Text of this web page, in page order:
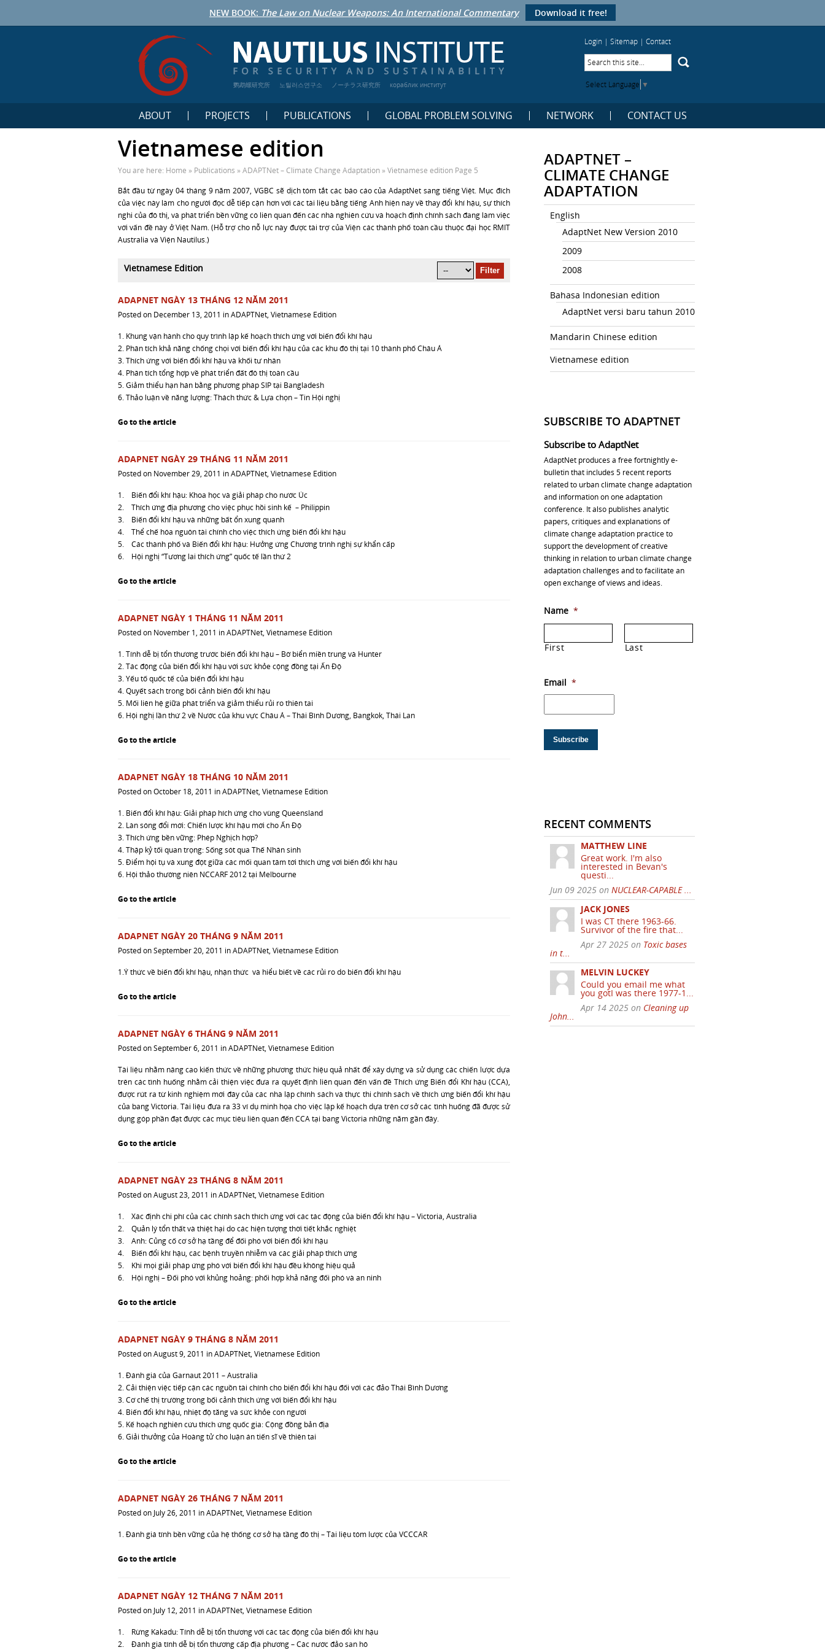
NEW BOOK: The Law on Nuclear Weapons: An International Commentary Download it free!
鹦鹉螺研究所 노틸러스연구소 ノーチラス研究所 кораблик институт
Login | Sitemap | Contact
Select Language ▼
ABOUT PROJECTS PUBLICATIONS GLOBAL PROBLEM SOLVING NETWORK CONTACT US
Vietnamese edition
You are here: Home » Publications »ADAPTNet – Climate Change Adaptation »Vietnamese edition Page 5
Bắt đầu từ ngày 04 tháng 9 năm 2007, VGBC sẽ dịch tóm tắt các báo cáo của AdaptNet sang tiếng Việt. Mục đích
của việc này làm cho người đọc dễ tiếp cận hơn với các tài liệu bằng tiếng Anh hiện nay về thay đổi khí hậu, sự thích
nghi của đô thị, và phát triển bền vững có liên quan đến các nhà nghiên cứu và hoạch định chính sách đang làm việc
với vấn đề này ở Việt Nam. (Hỗ trợ cho nỗ lực này được tài trợ của Viện các thành phố toàn cầu thuộc đại học RMIT
Australia và Viện Nautilus.)
Vietnamese Edition
ADAPNET NGÀY 13 THÁNG 12 NĂM 2011
Posted on December 13, 2011 inADAPTNet, Vietnamese Edition
1. Khung vận hành cho quy trình lập kế hoạch thích ứng với biến đổi khí hậu
2. Phân tích khả năng chống chọi với biến đổi khí hậu của các khu đô thị tại 10 thành phố Châu Á
3. Thích ứng với biến đổi khí hậu và khối tư nhân
4. Phân tích tổng hợp về phát triển đất đô thị toàn cầu
5. Giảm thiểu hạn hán bằng phương pháp SIP tại Bangladesh
6. Thảo luận về năng lượng: Thách thức & Lựa chọn – Tin Hội nghị
Go to the article
ADAPNET NGÀY 29 THÁNG 11 NĂM 2011
Posted on November 29, 2011 inADAPTNet, Vietnamese Edition
1. Biến đổi khí hậu: Khoa học và giải pháp cho nước Úc
2. Thích ứng địa phương cho việc phục hồi sinh kế – Philippin
3. Biến đổi khí hậu và những bất ổn xung quanh
4. Thể chế hóa nguôn tài chính cho việc thích ứng biến đổi khí hậu
5. Các thành phố và Biến đổi khí hậu: Hưởng ứng Chương trình nghị sự khẩn cấp
6. Hội nghị “Tương lai thích ứng” quốc tế lần thứ 2
Go to the article
ADAPNET NGÀY 1 THÁNG 11 NĂM 2011
Posted on November 1, 2011 inADAPTNet, Vietnamese Edition
1. Tính dễ bị tổn thương trước biến đổi khí hậu – Bờ biển miền trung và Hunter
2. Tác động của biến đổi khí hậu với sức khỏe cộng đồng tại Ấn Độ
3. Yếu tố quốc tế của biến đổi khí hậu
4. Quyết sách trong bối cảnh biến đổi khí hậu
5. Mối liên hệ giữa phát triển và giảm thiểu rủi ro thiên tai
6. Hội nghị lần thứ 2 về Nước của khu vực Châu Á – Thái Bình Dương, Bangkok, Thái Lan
Go to the article
ADAPNET NGÀY 18 THÁNG 10 NĂM 2011
Posted onOctober 18, 2011 inADAPTNet, Vietnamese Edition
1. Biến đổi khí hậu: Giải pháp hích ứng cho vùng Queensland
2. Làn sóng đổi mới: Chiến lược khí hậu mới cho Ấn Độ
3. Thích ứng bền vững: Phép Nghịch hợp?
4. Thập kỷ tối quan trọng: Sống sót qua Thế Nhân sinh
5. Điểm hội tụ và xung đột giữa các mối quan tâm tới thích ứng với biến đổi khí hậu
6. Hội thảo thường niên NCCARF 2012 tại Melbourne
Go to the article
ADAPNET NGÀY 20 THÁNG 9 NĂM 2011
Posted onSeptember 20, 2011 inADAPTNet, Vietnamese Edition
1.Ý thức về biến đổi khí hậu, nhận thức và hiểu biết về các rủi ro do biến đổi khí hậu
Go to the article
ADAPNET NGÀY 6 THÁNG 9 NĂM 2011
Posted onSeptember 6, 2011 inADAPTNet, Vietnamese Edition
Tài liệu nhằm nâng cao kiến thức về những phương thức hiệu quả nhất để xây dựng và sử dụng các chiến lược dựa
trên các tình huống nhằm cải thiện việc đưa ra quyết định liên quan đến vấn đề Thích ứng Biến đổi Khí hậu (CCA),
được rút ra từ kinh nghiệm mới đây của các nhà lập chính sách và thực thi chính sách về thích ứng biến đổi khí hậu
của bang Victoria. Tài liệu đưa ra 33 ví dụ minh họa cho việc lập kế hoạch dựa trên cơ sở các tình huống đã được sử
dụng góp phần đạt được các mục tiêu liên quan đến CCA tại bang Victoria những năm gần đây.
Go to the article
ADAPNET NGÀY 23 THÁNG 8 NĂM 2011
Posted onAugust 23, 2011 inADAPTNet, Vietnamese Edition
1. Xác định chi phí của các chính sách thích ứng với các tác động của biến đổi khí hậu – Victoria, Australia
2. Quản lý tổn thất và thiệt hại do các hiện tượng thời tiết khắc nghiệt
3. Anh: Củng cố cơ sở hạ tầng để đối phó với biến đổi khí hậu
4. Biến đổi khí hậu, các bệnh truyền nhiễm và các giải pháp thích ứng
5. Khi mọi giải pháp ứng phó với biến đổi khí hậu đều không hiệu quả
6. Hội nghị – Đối phó với khủng hoảng: phối hợp khả năng đối phó và an ninh
Go to the article
ADAPNET NGÀY 9 THÁNG 8 NĂM 2011
Posted onAugust 9, 2011 inADAPTNet, Vietnamese Edition
1. Đánh giá của Garnaut 2011 – Australia
2. Cải thiện việc tiếp cận các nguồn tài chính cho biến đổi khí hậu đối với các đảo Thái Bình Dương
3. Cơ chế thị trường trong bối cảnh thích ứng với biến đổi khí hậu
4. Biến đổi khí hậu, nhiệt độ tăng và sức khỏe con người
5. Kế hoạch nghiên cứu thích ứng quốc gia: Cộng đồng bản địa
6. Giải thưởng của Hoàng tử cho luận án tiến sĩ về thiên tai
Go to the article
ADAPNET NGÀY 26 THÁNG 7 NĂM 2011
Posted on July 26, 2011 inADAPTNet, Vietnamese Edition
1. Đánh giá tính bền vững của hệ thống cơ sở hạ tầng đô thị – Tài liệu tóm lược của VCCCAR
Go to the article
ADAPNET NGÀY 12 THÁNG 7 NĂM 2011
Posted on July 12, 2011 inADAPTNet, Vietnamese Edition
1. Rừng Kakadu: Tính dễ bị tổn thương với các tác động của biến đổi khí hậu
2. Đánh giá tính dễ bị tổn thương cấp địa phương – Các nước đảo san hô
ADAPTNET –
CLIMATE CHANGE
ADAPTATION
English
AdaptNet New Version 2010
2009
2008
Bahasa Indonesian edition
AdaptNet versi baru tahun 2010
Mandarin Chinese edition
Vietnamese edition
SUBSCRIBE TO ADAPTNET
Subscribe to AdaptNet
AdaptNet produces a free fortnightly e-
bulletin that includes 5 recent reports
related to urban climate change adaptation
and information on one adaptation
conference. It also publishes analytic
papers, critiques and explanations of
climate change adaptation practice to
support the development of creative
thinking in relation to urban climate change
adaptation challenges and to facilitate an
open exchange of views and ideas.
Name *
First Last
Email *
RECENT COMMENTS
MATTHEW LINE
Great work. I'm also
interested in Bevan's
questi...
Jun 09 2025 on NUCLEAR-CAPABLE ...
JACK JONES
I was CT there 1963-66.
Survivor of the fire that...
Apr 27 2025 on Toxic bases
in t...
MELVIN LUCKEY
Could you email me what
you gotI was there 1977-1...
Apr 14 2025 on Cleaning up
John...